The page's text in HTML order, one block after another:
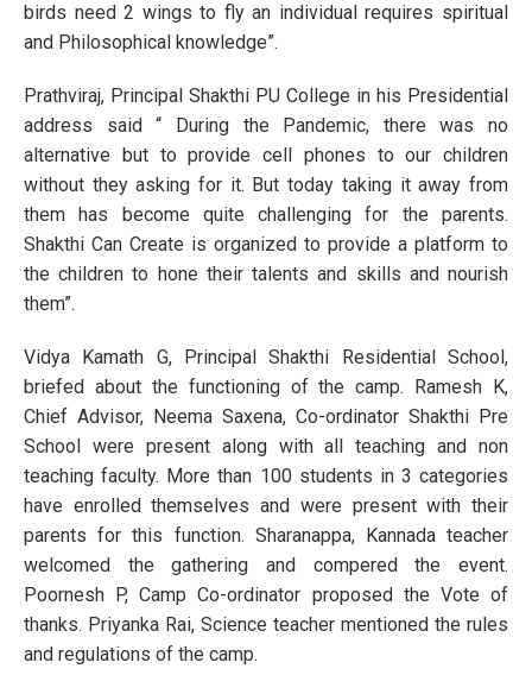
birds need 2 wings to fly an individual requires spiritual
and Philosophical knowledge”.
Prathviraj, Principal Shakthi PU College in his Presidential
address said “ During the Pandemic, there was no
alternative but to provide cell phones to our children
without they asking for it. But today taking it away from
them has become quite challenging for the parents.
Shakthi Can Create is organized to provide a platform to
the children to hone their talents and skills and nourish
them”.
Vidya Kamath G, Principal Shakthi Residential School,
briefed about the functioning of the camp. Ramesh K,
Chief Advisor, Neema Saxena, Co-ordinator Shakthi Pre
School were present along with all teaching and non
teaching faculty. More than 100 students in 3 categories
have enrolled themselves and were present with their
parents for this function. Sharanappa, Kannada teacher
welcomed the gathering and compered the event.
Poornesh P, Camp Co-ordinator proposed the Vote of
thanks. Priyanka Rai, Science teacher mentioned the rules
and regulations of the camp.